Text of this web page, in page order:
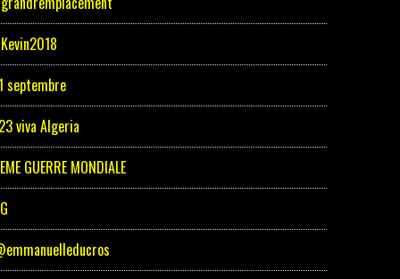
septembre
viva Algeria
GUERRE MONDIALE